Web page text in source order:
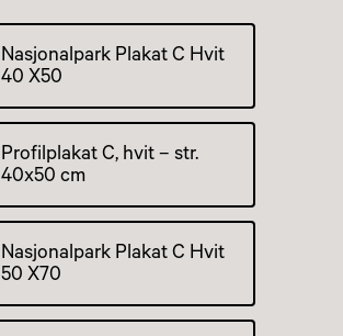
Nasjonalpark Plakat C Hvit
40 X50
Profilplakat C, hvit – str.
40x50 cm
Nasjonalpark Plakat C Hvit
50 X70